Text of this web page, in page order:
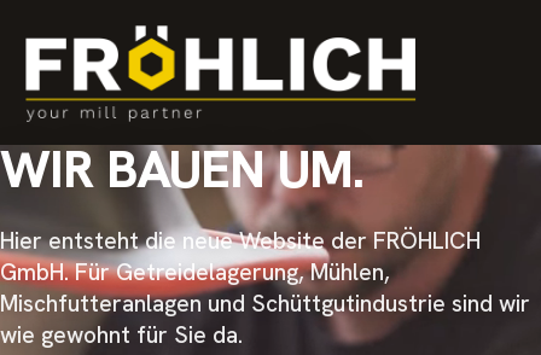
WIR BAUEN UM.
Hier entsteht die neue Website der FRÖHLICH
GmbH. Für Getreidelagerung, Mühlen,
Mischfutteranlagen und Schüttgutindustrie sind wir
wie gewohnt für Sie da.